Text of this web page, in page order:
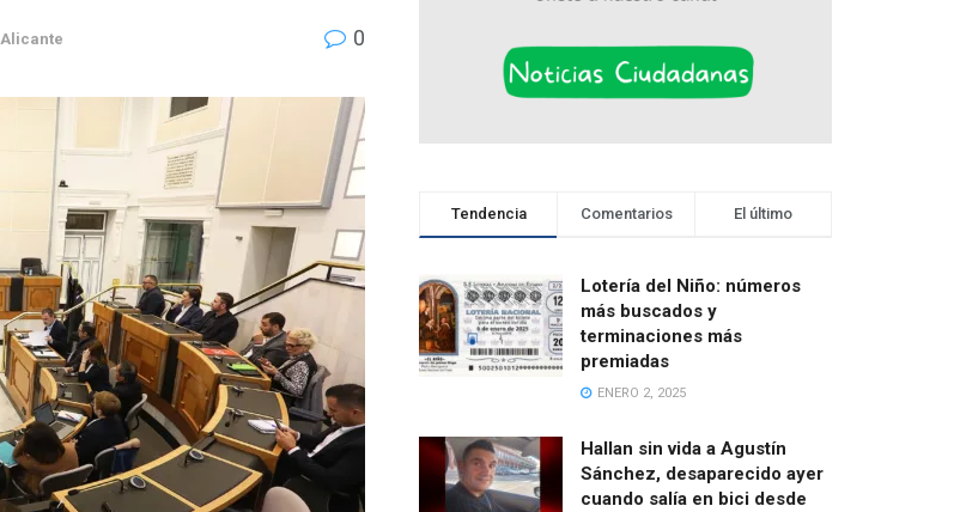
Alicante 0
Tendencia Comentarios El último
Lotería del Niño: números
más buscados y
terminaciones más
premiadas
ENERO 2, 2025
Hallan sin vida a Agustín
Sánchez, desaparecido ayer
cuando salía en bici desde